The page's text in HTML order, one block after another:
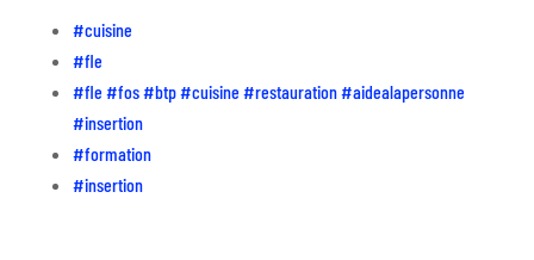
#cuisine
#fle
#fle #fos #btp #cuisine #restauration #aidealapersonne
#insertion
#formation
#insertion